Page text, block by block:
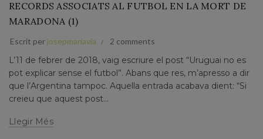
RECORDS ASSOCIATS AL FUTBOL EN LA MORT DE
MARADONA (1)
Escrit per josepmariavia 2 comments
L’11 de febrer de 2018, vaig escriure el post “Uruguai no es
pot explicar sense el futbol”. Abans que res, m’apresso a dir
que l’Argentina tampoc. Aquella entrada acabava dient: “Si
creieu que aquest post...
Llegir Més